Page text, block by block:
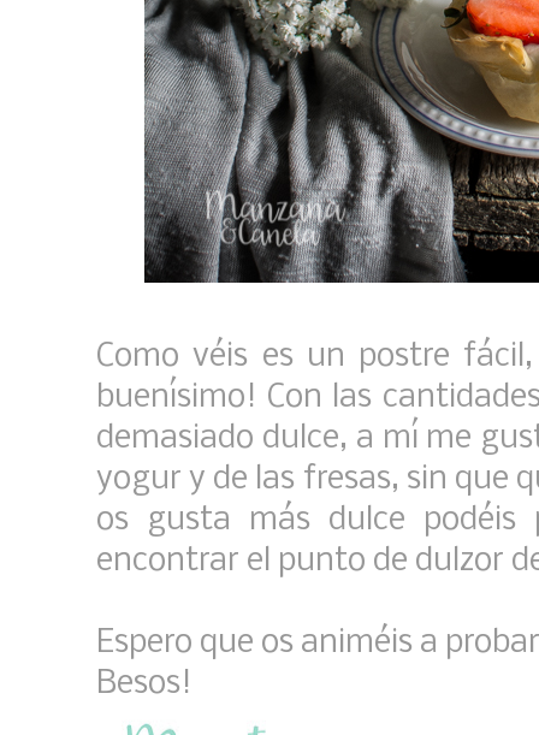
Como véis es un postre
buenísimo! Con las
demasiado dulce, a mí me
yogur y de las fresas, sin que
os gusta más dulce
encontrar el punto de dulzor
Espero que os animéis a
Besos!